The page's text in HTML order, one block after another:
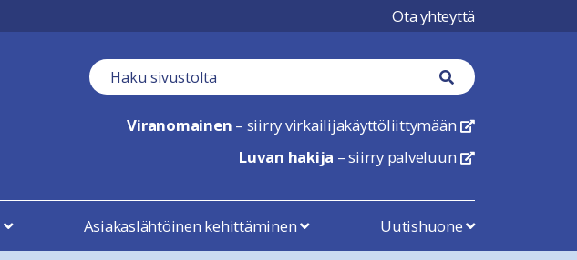
Ota yhteyttä
Haku kenttä
Haku nappi
Viranomainen – siirry virkailijakäyttöliittymään linkki avautuu
Luvan hakija – siirry palveluun linkki avautuu
Asiakaslähtöinen kehittäminen Uutishuone